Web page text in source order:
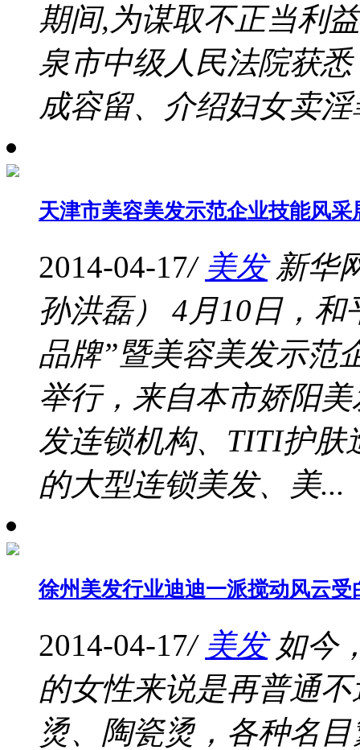
期间,为谋取不正当利
泉市中级人民法院获
成容留、介绍妇女卖淫
天津市美容美发示范企业技能风
2014-04-17/ 美发 新华
孙洪磊） 4月10日，
品牌”暨美容美发示范
举行，来自本市娇阳
发连锁机构、TITI护
的大型连锁美发、美...
徐州美发行业迪迪一派搅动风云受
2014-04-17/ 美发 如今
的女性来说是再普通
烫、陶瓷烫，各种名